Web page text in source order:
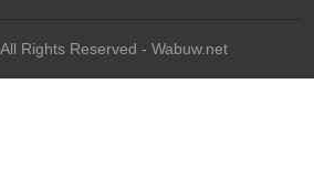
Rights Reserved - Wabuw.net